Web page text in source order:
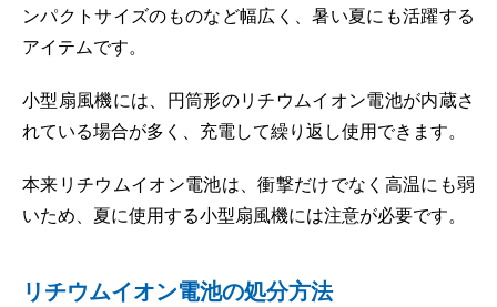
ンパクトサイズのものなど幅広く、暑い夏にも活躍する
アイテムです。
小型扇風機には、円筒形のリチウムイオン電池が内蔵さ
れている場合が多く、充電して繰り返し使用できます。
本来リチウムイオン電池は、衝撃だけでなく高温にも弱
いため、夏に使用する小型扇風機には注意が必要です。
リチウムイオン電池の処分方法